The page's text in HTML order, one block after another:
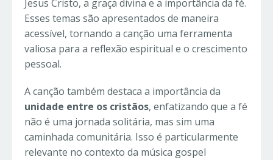
Jesus Cristo, a graça divina e a importância da fé.
Esses temas são apresentados de maneira
acessível, tornando a canção uma ferramenta
valiosa para a reflexão espiritual e o crescimento
pessoal.
A canção também destaca a importância da
unidade entre os cristãos, enfatizando que a fé
não é uma jornada solitária, mas sim uma
caminhada comunitária. Isso é particularmente
relevante no contexto da música gospel